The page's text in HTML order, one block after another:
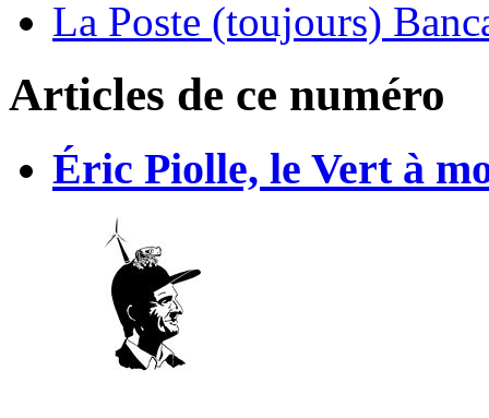
La Poste (toujours)
Articles de ce numéro
Éric Piolle, le Vert à